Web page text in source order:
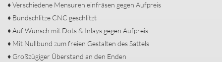
♦ Verschiedene Mensuren einfräsen gegen Aufpreis
♦ Bundschlitze CNC geschlitzt
♦ Auf Wunsch mit Dots & Inlays gegen Aufpreis
♦ Mit Nullbund zum freien Gestalten des Sattels
♦ Großzügiger Überstand an den Enden